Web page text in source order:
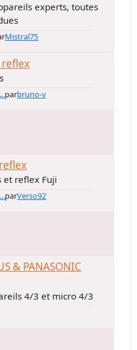
experts, toutes
Mistral75
reflex
parbruno-v
et reflex Fuji
parVerso92
& PANASONIC
4/3 et micro 4/3